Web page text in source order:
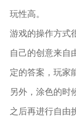
玩性高。
游戏的操作方式
自己的创意来自
定的答案，玩家
另外，涂色的时
之后再进行自由